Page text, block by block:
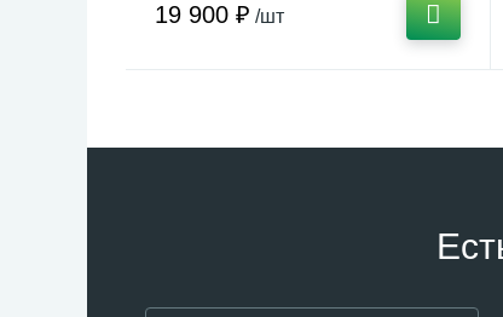
19 900 ₽ /шт